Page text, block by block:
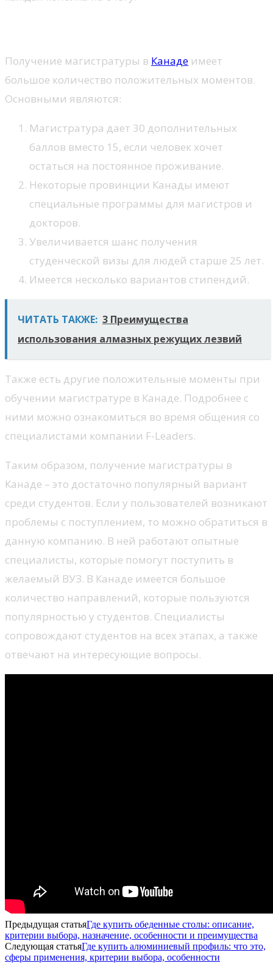
Получение магистратуры в Канаде имеет
большое количество положительных моментов.
Основными являются:
Магистратура дает 30 дополнительных
баллов вместо 15, если человек хочет
остаться на постоянное проживание.
Некоторые провинции Канады имеют
специальные программы для магистров и
докторов.
Увеличивается шанс получения
студенческой визы для людей старше 25 лет.
Имеется несколько вариантов стипендий.
ЧИТАТЬ ТАКЖЕ: 3 Преимущества
использования алмазных режущих лезвий
Также есть другие положительные моменты при
обучении магистратуре в Канаде. Подробнее с
ними можно ознакомиться во время общения со
специалистами компании F-Leaders.
Таким образом, получение магистратуры в
Канаде – это достаточно популярный вариант
среди студентов. Если у пользователей возникают
проблемы с поступлением, то можно обратиться в
данную компанию. В ней работают опытные
специалисты, которые помогут поступить в
желаемый ВУЗ. В Канаде имеется большое
количество направлений, которые пользуются
популярностью у студентов. Специалисты
сопровождают студентов на всех этапах, а также
отвечают на интересующие вопросы.
Предыдущая статьяГде купить обеденные столы: описание,
критерии выбора, назначение, особенности и преимущества
Следующая статьяГде купить алюминиевый профиль: что это,
сферы применения, критерии выбора, особенности